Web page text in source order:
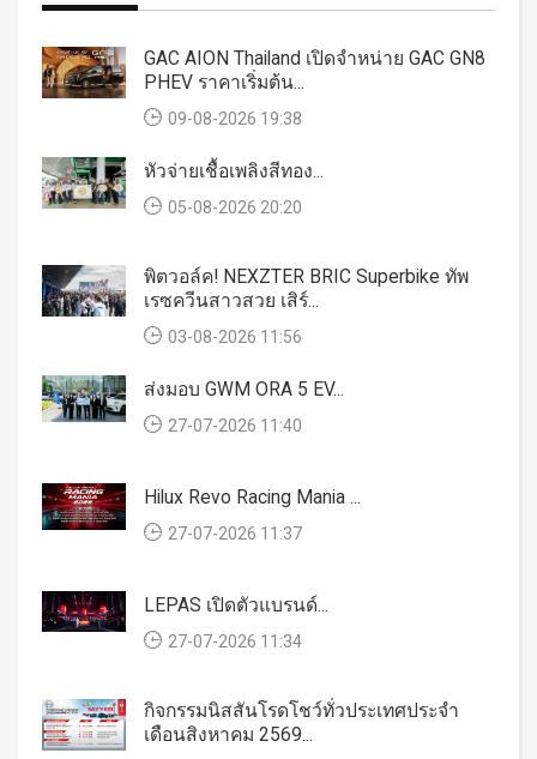
GAC AION Thailand เปิดจำหน่าย GAC GN8
PHEV ราคาเริ่มต้น...
09-08-2026 19:38
หัวจ่ายเชื้อเพลิงสีทอง...
05-08-2026 20:20
พิตวอล์ค! NEXZTER BRIC Superbike ทัพ
เรซควีนสาวสวย เสิร์...
03-08-2026 11:56
ส่งมอบ GWM ORA 5 EV...
27-07-2026 11:40
Hilux Revo Racing Mania ...
27-07-2026 11:37
LEPAS เปิดตัวแบรนด์...
27-07-2026 11:34
กิจกรรมนิสสันโรดโชว์ทั่วประเทศประจำ
เดือนสิงหาคม 2569...